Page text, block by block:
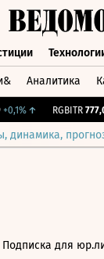
Аналитика
↑ RGBITR 777,03
динамика,
Подписка для